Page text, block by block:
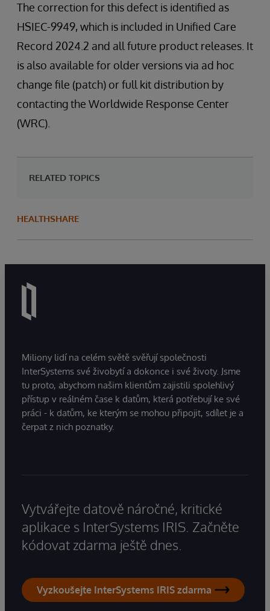
The correction for this defect is identified as
HSIEC-9949, which is included in Unified Care
Record 2024.2 and all future product releases. It
is also available for older versions via ad hoc
change file (patch) or full kit distribution by
contacting the Worldwide Response Center
(WRC).
RELATED TOPICS
HEALTHSHARE
Miliony lidí na celém světě svěřují společnosti
InterSystems své živobytí a dokonce i své životy. Jsme
tu proto, abychom našim klientům zajistili spolehlivý
přístup v reálném čase k datům, která potřebují ke své
práci - k datům, ke kterým se mohou připojit, sdílet je a
čerpat z nich poznatky.
Vytvářejte datově náročné, kritické
aplikace s InterSystems IRIS. Začněte
kódovat zdarma ještě dnes.
Vyzkoušejte InterSystems IRIS zdarma